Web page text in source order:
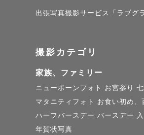
出張写真撮影サービス「ラブグ
撮影カテゴリ
家族、ファミリー
ニューボーンフォト お宮参り
マタニティフォト
お食い初め、
ハーフバースデー バースデー
年賀状写真